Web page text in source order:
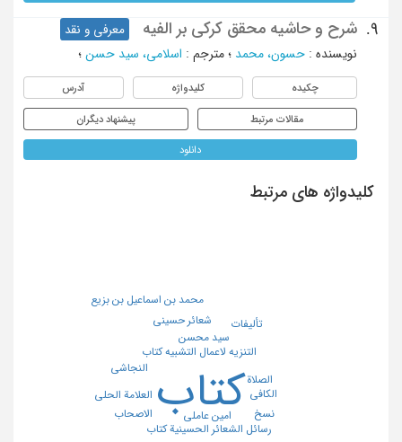
9. شرح و حاشیه محقق کرکی بر الفیه
معرفی و نقد
نویسنده : حسون، محمد ؛ مترجم : اسلامی، سید حسن ؛
چکیده کلیدواژه آدرس
مقالات مرتبط پیشنهاد دیگران
دانلود
کلیدواژه های مرتبط
کتاب
التنزیه لاعمال التشبیه کتاب
امین عاملی
رسائل الشعائر الحسینیة کتاب
سید محسن
شعائر حسینی
الاصحاب
الصلاة
العلامة الحلی
النجاشی
الکافی
تألیفات
محمد بن اسماعیل بن بزیع
نسخ